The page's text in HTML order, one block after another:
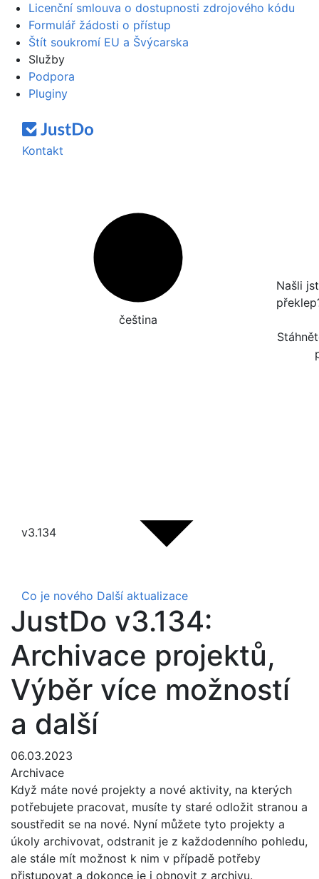
Licenční smlouva o dostupnosti zdrojového kódu
Formulář žádosti o přístup
Štít soukromí EU a Švýcarska
Služby
Podpora
Pluginy
Kontakt
čeština‎
Našli
v3.134
Co je nového Další aktualizace
JustDo v3.134:
Archivace projektů,
Výběr více možností
a další
06.03.2023
Archivace
Když máte nové projekty a nové aktivity, na kterých
potřebujete pracovat, musíte ty staré odložit stranou a
soustředit se na nové. Nyní můžete tyto projekty a
úkoly archivovat, odstranit je z každodenního pohledu,
ale stále mít možnost k nim v případě potřeby
přistupovat a dokonce je i obnovit z archivu.